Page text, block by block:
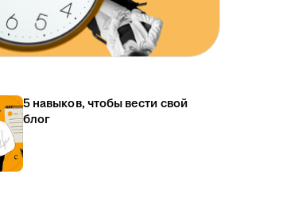
5 навыков, чтобы вести свой
блог